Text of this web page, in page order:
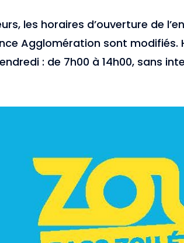
les horaires d’ouverture de
Agglomération sont modifiés.
: de 7h00 à 14h00, sans